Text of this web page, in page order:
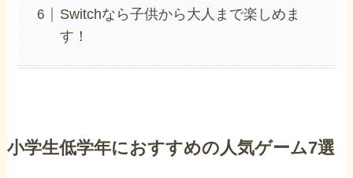
Switchなら子供から大人まで楽しめま
す！
小学生低学年におすすめの人気ゲーム7選